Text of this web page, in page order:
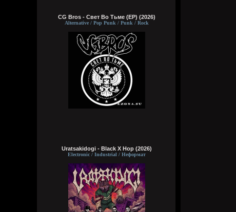
CG Bros - Свет Во Тьме (EP) (2026)
Alternative / Pop Punk / Punk / Rock
Uratsakidogi - Black X Hop (2026)
Electronic / Industrial / Неформат